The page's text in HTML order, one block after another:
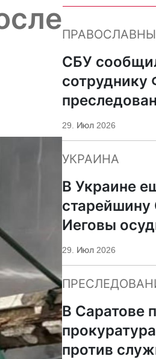
СБУ
сотруднику
ПЦУ
29. Июл 2026
УКРАИНА
В Украине
старейшину
Иеговы
мобилизации
29. Июл 2026
В Саратове
против